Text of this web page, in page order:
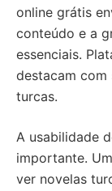
online grátis
conteúdo e a
essenciais.
destacam com
turcas.
A usabilidade
importante.
ver novelas